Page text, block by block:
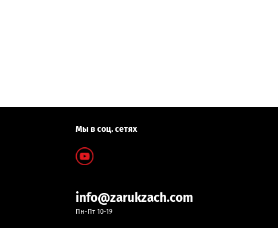
Мы в соц. сетях
info@zarukzach.com
Пн-Пт 10-19